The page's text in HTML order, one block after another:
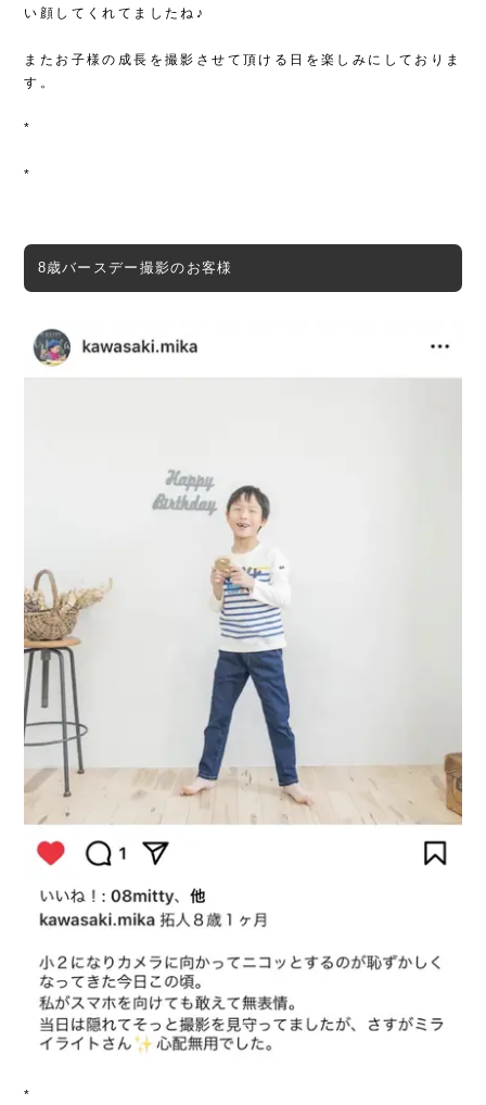
い顔してくれてましたね♪
またお子様の成長を撮影させて頂ける日を楽しみにしておりま
す。
*
*
8歳バースデー撮影のお客様
*